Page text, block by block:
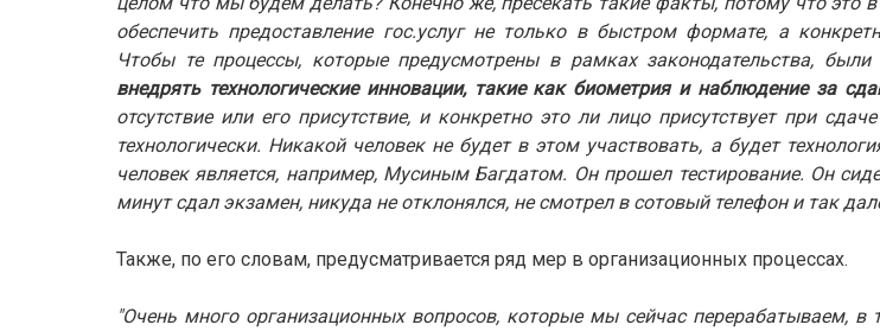
обеспечить предоставление гос.услуг не только в быстром формате, а
Чтобы те процессы, которые предусмотрены в рамках законодательства,
внедрять технологические инновации, такие как биометрия и наблюдение за
отсутствие или его присутствие, и конкретно это ли лицо присутствует при
технологически. Никакой человек не будет в этом участвовать, а будет
человек является, например, Мусиным Багдатом. Он прошел тестирование. Он
минут сдал экзамен, никуда не отклонялся, не смотрел в сотовый телефон и так
Также, по его словам, предусматривается ряд мер в организационных процессах.
"Очень много организационных вопросов, которые мы сейчас перерабатываем,